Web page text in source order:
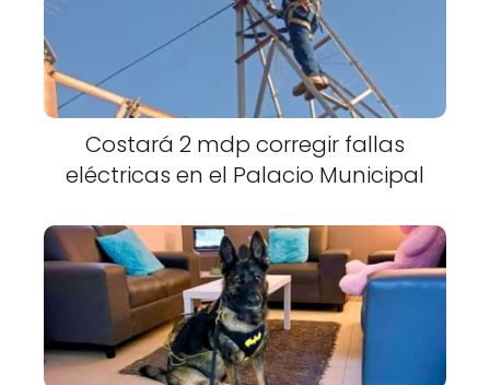
Costará 2 mdp corregir fallas
eléctricas en el Palacio Municipal